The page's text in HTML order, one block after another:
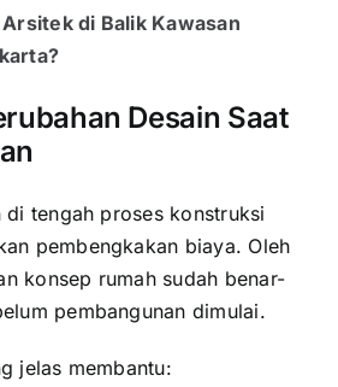
Arsitek di Balik Kawasan
Desain Saat
di tengah proses konstruksi
pembengkakan biaya. Oleh
konsep rumah sudah benar-
pembangunan dimulai.
jelas membantu: